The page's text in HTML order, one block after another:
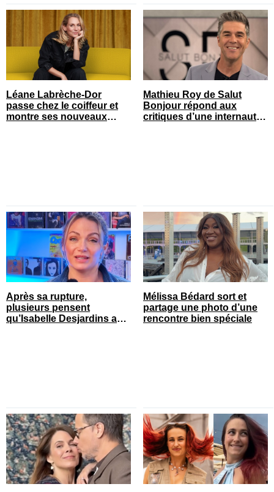
Léane Labrèche-Dor
passe chez le coiffeur et
montre ses nouveaux
Mathieu Roy de Salut
Bonjour répond aux
critiques d’une internaute
Après sa rupture,
plusieurs pensent
qu’Isabelle Desjardins a
Mélissa Bédard sort et
partage une photo d’une
rencontre bien spéciale